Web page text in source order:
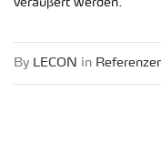
ver­äu­ßert wer­den.
By LECON in